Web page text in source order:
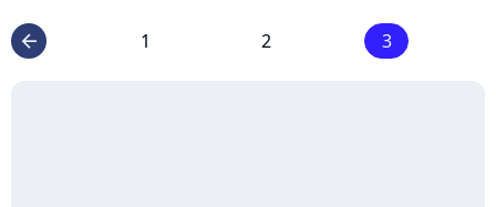
arrow_left 1 2 3